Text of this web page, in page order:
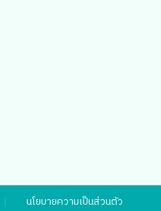
นโยบายความเป็นส่วนตัว